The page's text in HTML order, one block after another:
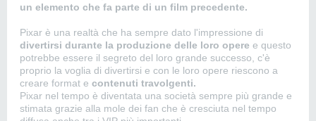
un elemento che fa parte di un film precedente.
Pixar è una realtà che ha sempre dato l'impressione di
divertirsi durante la produzione delle loro opere e questo
potrebbe essere il segreto del loro grande successo, c'è
proprio la voglia di divertirsi e con le loro opere riescono a
creare format e contenuti travolgenti.
Pixar nel tempo è diventata una società sempre più grande e
stimata grazie alla mole dei fan che è cresciuta nel tempo